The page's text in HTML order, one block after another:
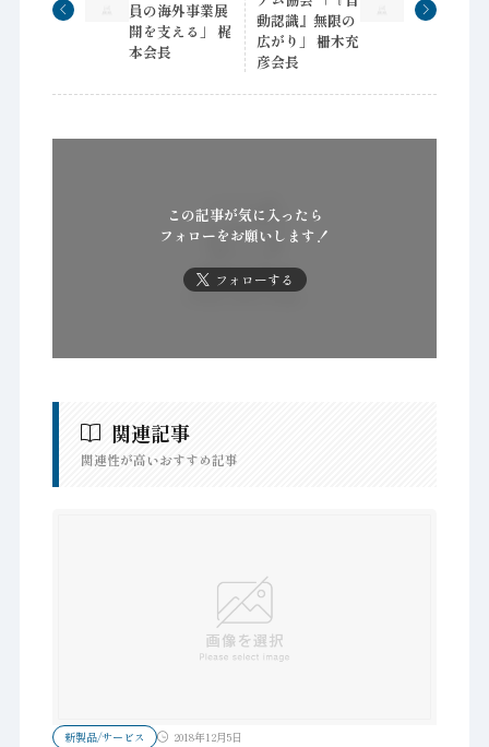
員の海外事業展
開を支える」 梶
本会長
動認識』無限の
広がり」 柵木充
彦会長
この記事が気に入ったら
フォローをお願いします！
フォローする
関連記事
関連性が高いおすすめ記事
新製品/サービス 2018年12月5日